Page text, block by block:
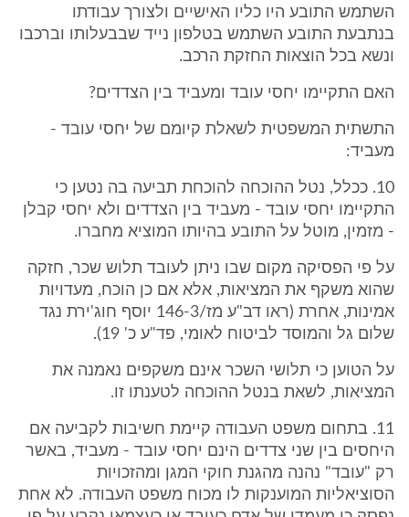
השתמש התובע היו כליו האישיים ולצורך עבודתו
בנתבעת התובע השתמש בטלפון נייד שבבעלותו וברכבו
ונשא בכל הוצאות החזקת הרכב.
האם התקיימו יחסי עובד ומעביד בין הצדדים?
התשתית המשפטית לשאלת קיומם של יחסי עובד -
מעביד:
10. ככלל, נטל ההוכחה להוכחת תביעה בה נטען כי
התקיימו יחסי עובד - מעביד בין הצדדים ולא יחסי קבלן
- מזמין, מוטל על התובע בהיותו המוציא מחברו.
על פי הפסיקה מקום שבו ניתן לעובד תלוש שכר, חזקה
שהוא משקף את המציאות, אלא אם כן הוכח, מעדויות
אמינות, אחרת (ראו דב"ע מז/146-3 יוסף חוג'ירת נגד
שלום גל והמוסד לביטוח לאומי, פד"ע כ' 19).
על הטוען כי תלושי השכר אינם משקפים נאמנה את
המציאות, לשאת בנטל ההוכחה לטענתו זו.
11. בתחום משפט העבודה קיימת חשיבות לקביעה אם
היחסים בין שני צדדים הינם יחסי עובד - מעביד, באשר
רק "עובד" נהנה מהגנת חוקי המגן ומהזכויות
הסוציאליות המוענקות לו מכוח משפט העבודה. לא אחת